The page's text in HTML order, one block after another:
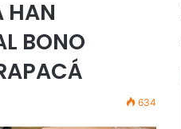
HAN
BONO
634